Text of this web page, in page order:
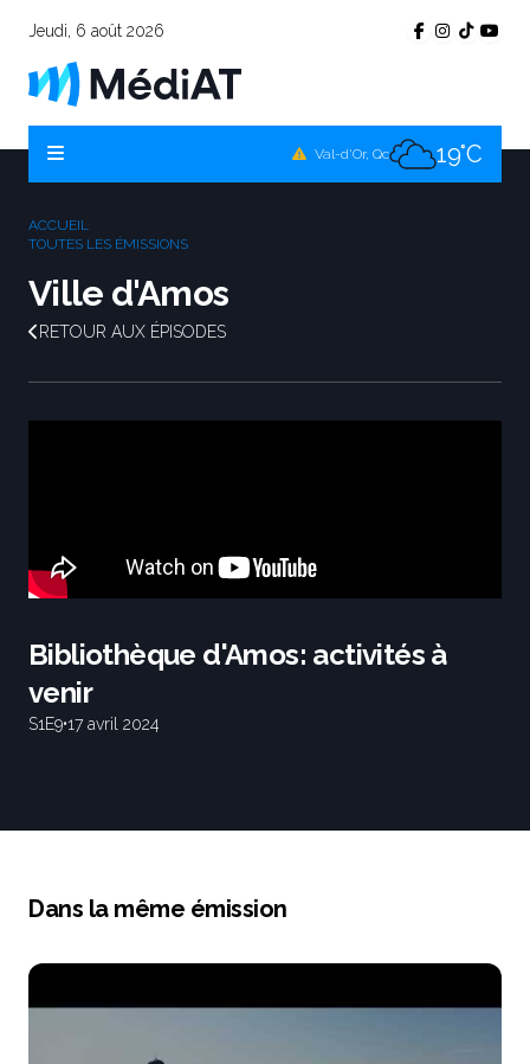
Jeudi, 6 août 2026
Val-d'Or, Qc 19°C
ACCUEIL
TOUTES LES ÉMISSIONS
Ville d'Amos
RETOUR AUX ÉPISODES
Bibliothèque d'Amos: activités à
venir
S1 E9•17 avril 2024
Dans la même émission